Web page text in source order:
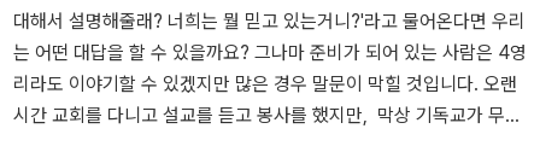
완벽하게 갖춘 하나님의 아들일 수 밖에 없는지, 어쩌면 하나님의 아
들이기 때문에 우리가 구원받을 있어 얼마나 다행인지, 그 내용을 성
경의 말씀을 근거로 삼아 혹시 다른 사람에게 이 같은 논리를 설명해
야 하는 상황에서 근거로 참고로 삼기에 좋았습니다. 제가 처음 교회
대해서 설명해줄래? 너희는 뭘 믿고 있는거니?'라고 물어온다면 우리
는 어떤 대답을 할 수 있을까요? 그나마 준비가 되어 있는 사람은 4영
리라도 이야기할 수 있겠지만 많은 경우 말문이 막힐 것입니다. 오랜
시간 교회를 다니고 설교를 듣고 봉사를 했지만, 막상 기독교가 무엇